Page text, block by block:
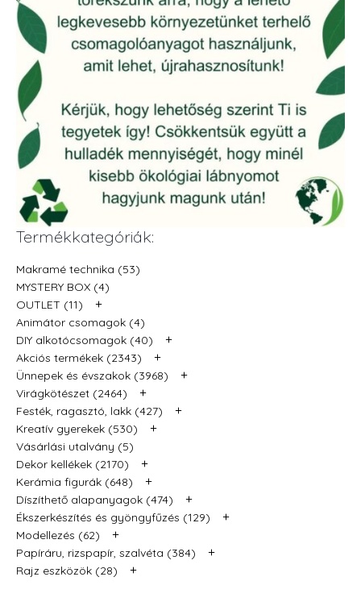
Termékkategóriák:
Makramé technika (53)
MYSTERY BOX (4)
OUTLET (11)
+
Animátor csomagok (4)
DIY alkotócsomagok (40)
+
Akciós termékek (2343) +
Ünnepek és évszakok (3968) +
Virágkötészet (2464) +
Festék, ragasztó, lakk (427) +
Kreatív gyerekek (530) +
Vásárlási utalvány (5)
Dekor kellékek (2170)
+
Kerámia figurák (648) +
Díszíthető alapanyagok (474) +
Ékszerkészítés és gyöngyfűzés (129) +
Modellezés (62) +
Papíráru, rizspapír, szalvéta (384) +
Rajz eszközök (28) +